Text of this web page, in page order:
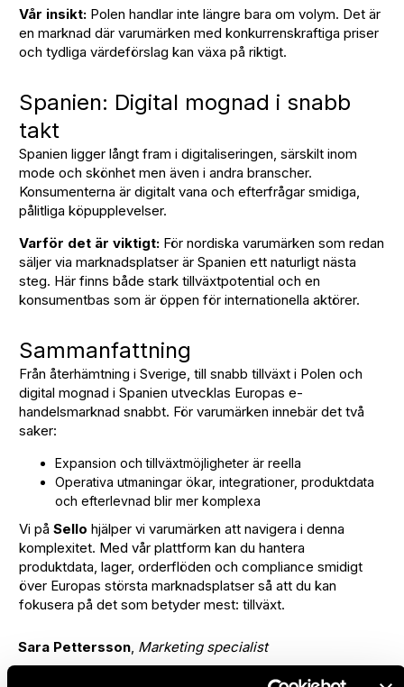
Vår insikt: Polen handlar inte längre bara om volym. Det är
en marknad där varumärken med konkurrenskraftiga priser
och tydliga värdeförslag kan växa på riktigt.
Spanien: Digital mognad i snabb
takt
Spanien ligger långt fram i digitaliseringen, särskilt inom
mode och skönhet men även i andra branscher.
Konsumenterna är digitalt vana och efterfrågar smidiga,
pålitliga köpupplevelser.
Varför det är viktigt: För nordiska varumärken som redan
säljer via marknadsplatser är Spanien ett naturligt nästa
steg. Här finns både stark tillväxtpotential och en
konsumentbas som är öppen för internationella aktörer.
Sammanfattning
Från återhämtning i Sverige, till snabb tillväxt i Polen och
digital mognad i Spanien utvecklas Europas e-
handelsmarknad snabbt. För varumärken innebär det två
saker:
Expansion och tillväxtmöjligheter är reella
Operativa utmaningar ökar, integrationer, produktdata
och efterlevnad blir mer komplexa
Vi på Sello hjälper vi varumärken att navigera i denna
komplexitet. Med vår plattform kan du hantera
produktdata, lager, orderflöden och compliance smidigt
över Europas största marknadsplatser så att du kan
fokusera på det som betyder mest: tillväxt.
Sara Pettersson Marketing specialist